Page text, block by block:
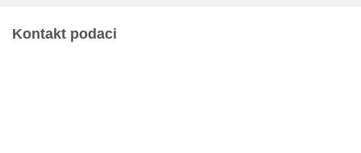
Kontakt podaci